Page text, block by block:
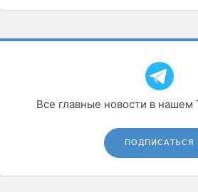
Все главные новости в нашем
ПОДПИСАТЬСЯ